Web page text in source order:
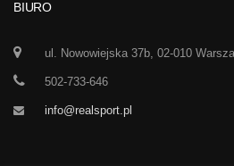
BIURO
ul. Nowowiejska 37b, 02-010
502-733-646
info@realsport.pl